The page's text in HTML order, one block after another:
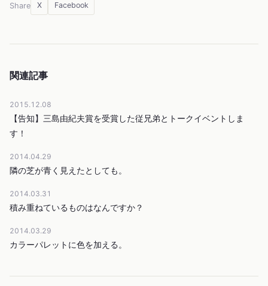
Share X Facebook
関連記事
2015.12.08
【告知】三島由紀夫賞を受賞した従兄弟とトークイベントしま
す！
2014.04.29
隣の芝が青く見えたとしても。
2014.03.31
積み重ねているものはなんですか？
2014.03.29
カラーパレットに色を加える。